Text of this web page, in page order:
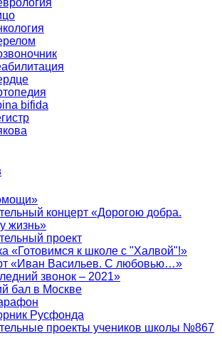
bifida
концерт «Дорогою добра.
жизнь»
проект
«Готовимся к школе с "Халвой"!»
«Иван Васильев. С любовью…»
звонок – 2021»
бал в Москве
Русфонда
проекты учеников школы №867